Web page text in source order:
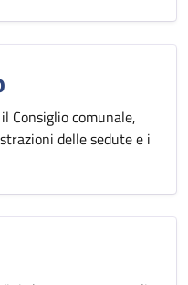
Consiglio comunale,
delle sedute e i